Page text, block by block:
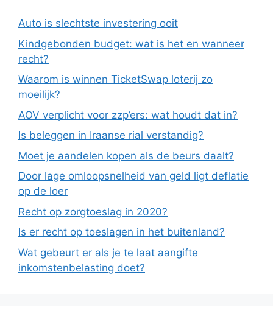
Auto is slechtste investering ooit
Kindgebonden budget: wat is het en wanneer
recht?
Waarom is winnen TicketSwap loterij zo
moeilijk?
AOV verplicht voor zzp’ers: wat houdt dat in?
Is beleggen in Iraanse rial verstandig?
Moet je aandelen kopen als de beurs daalt?
Door lage omloopsnelheid van geld ligt deflatie
op de loer
Recht op zorgtoeslag in 2020?
Is er recht op toeslagen in het buitenland?
Wat gebeurt er als je te laat aangifte
inkomstenbelasting doet?